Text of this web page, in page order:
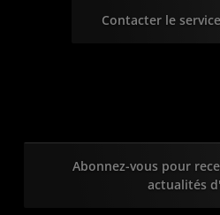
Contacter le
Abonnez-vous pour
actualités